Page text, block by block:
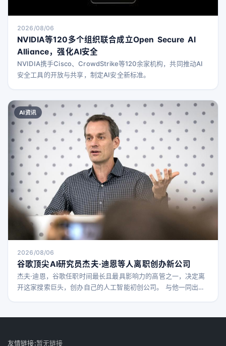
2026/08/06
NVIDIA等120多个组织联合成立Open Secure AI
Alliance，强化AI安全
NVIDIA携手Cisco、CrowdStrike等120余家机构，共同推动AI
安全工具的开放与共享，制定AI安全新标准。
AI资讯
2026/08/06
谷歌顶尖AI研究员杰夫·迪恩等人离职创办新公司
杰夫·迪恩，谷歌任职时间最长且最具影响力的高管之一，决定离
开这家搜索巨头，创办自己的人工智能初创公司。 与他一同出任
Discovery Loop，这是一家公益性质
友情链接:暂无链接